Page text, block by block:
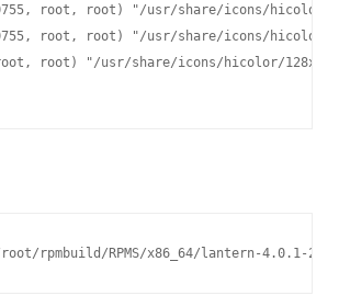
root, root) "/usr/share/icons/hicolor/
root, root) "/usr/share/icons/hicolor/
root) "/usr/share/icons/hicolor/